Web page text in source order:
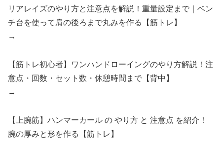
リアレイズのやり方と注意点を解説！重量設定まで｜ベン
チ台を使って肩の後ろまで丸みを作る【筋トレ】
→
【筋トレ初心者】ワンハンドローイングのやり方解説！注
意点・回数・セット数・休憩時間まで【背中】
→
【上腕筋】ハンマーカール の やり方 と 注意点 を紹介！
腕の厚みと形を作る【筋トレ】